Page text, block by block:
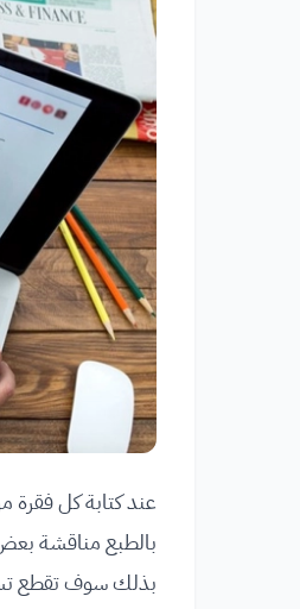
عند كتابة كل فقرة
بالطبع مناقشة بعض
بذلك سوف تقطع